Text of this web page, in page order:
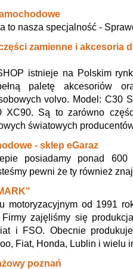
to nasza specjalność -
zamienne i akcesoria
istnieje na Polskim
paletę akcesoriów
volvo. Model: C30
XC90. Są to zarówno
światowych
- sklep eGaraz
posiadamy ponad
pewni że ty również
motoryzacyjnym od 1991
zajęliśmy się
i FSO. Obecnie
Fiat, Honda, Lublin i wielu
poznań